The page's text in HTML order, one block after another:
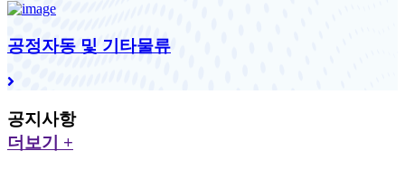
공정자동 및 기타물류
공지사항
더보기 +